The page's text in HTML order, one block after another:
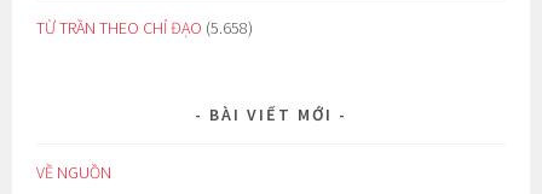
TỪ TRẦN THEO CHỈ ĐẠO (5.658)
BÀI VIẾT MỚI
VỀ NGUỒN